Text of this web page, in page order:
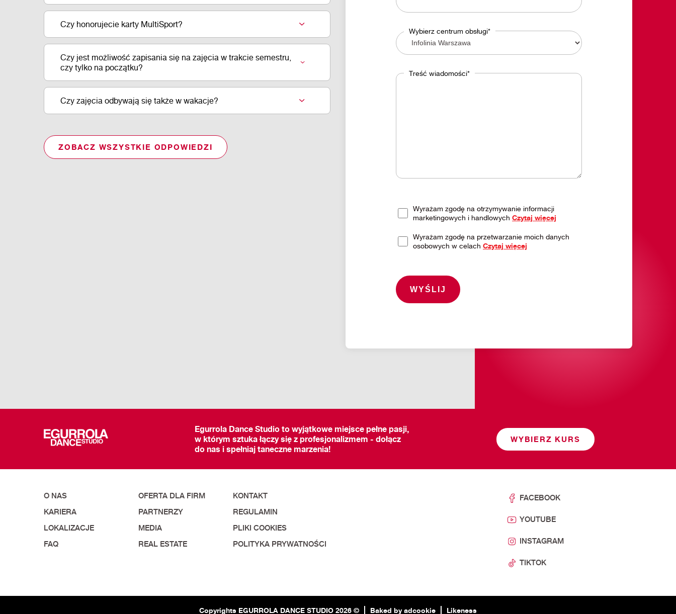
Czy honorujecie karty MultiSport?
Czy jest możliwość zapisania się na zajęcia w trakcie semestru,
czy tylko na początku?
Czy zajęcia odbywają się także w wakacje?
ZOBACZ WSZYSTKIE ODPOWIEDZI
Wybierz centrum obsługi*
Treść wiadomości*
Wyrażam zgodę na otrzymywanie informacji
marketingowych i handlowych Czytaj więcej
Wyrażam zgodę na przetwarzanie moich danych
osobowych w celach Czytaj więcej
Egurrola Dance Studio to wyjątkowe miejsce pełne pasji,
w którym sztuka łączy się z profesjonalizmem - dołącz
do nas i spełniaj taneczne marzenia!
WYBIERZ KURS
O NAS OFERTA DLA FIRM
KONTAKT
KARIERA
PARTNERZY
REGULAMIN
LOKALIZACJE
MEDIA
PLIKI COOKIES
FAQ
REAL ESTATE POLITYKA PRYWATNOŚCI
FACEBOOK
YOUTUBE
INSTAGRAM
TIKTOK
Copyrights EGURROLA DANCE STUDIO 2026 © Baked by adcookie Likeness